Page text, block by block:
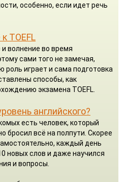
особенно, если идет речь
TOEFL
волнение во время
сами того не замечая,
играет и сама подготовка
способы, как
экзамена TOEFL.
английского?
есть человек, который
бросил всё на полпути. Скорее
каждый день
новых слов и даже научился
и вопросы.